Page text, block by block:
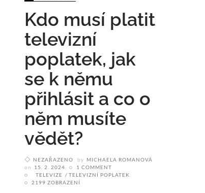
Kdo musí platit
televizní
poplatek, jak
se k němu
přihlásit a co o
něm musíte
vědět?
NEZAŘAZENO by MICHAELA ROMANOVÁ
on
15. 2. 2024
1 COMMENT
TELEVIZE
TELEVIZNÍ POPLATEK
2199 ZOBRAZENÍ